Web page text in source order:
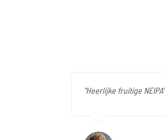
"Heerlijke fruitige NEIPA"